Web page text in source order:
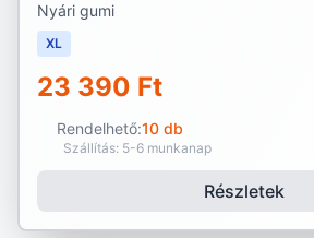
Nyári gumi
XL
23 390 Ft
Rendelhető:10 db
Szállítás: 5-6 munkanap
Részletek